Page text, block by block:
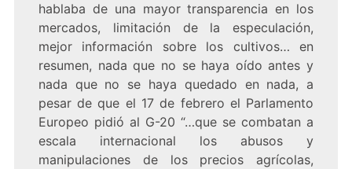
hablaba de una mayor transparencia en los
mercados, limitación de la especulación,
mejor información sobre los cultivos… en
resumen, nada que no se haya oído antes y
nada que no se haya quedado en nada, a
pesar de que el 17 de febrero el Parlamento
Europeo pidió al G-20 “…que se combatan a
escala internacional los abusos y
manipulaciones de los precios agrícolas,